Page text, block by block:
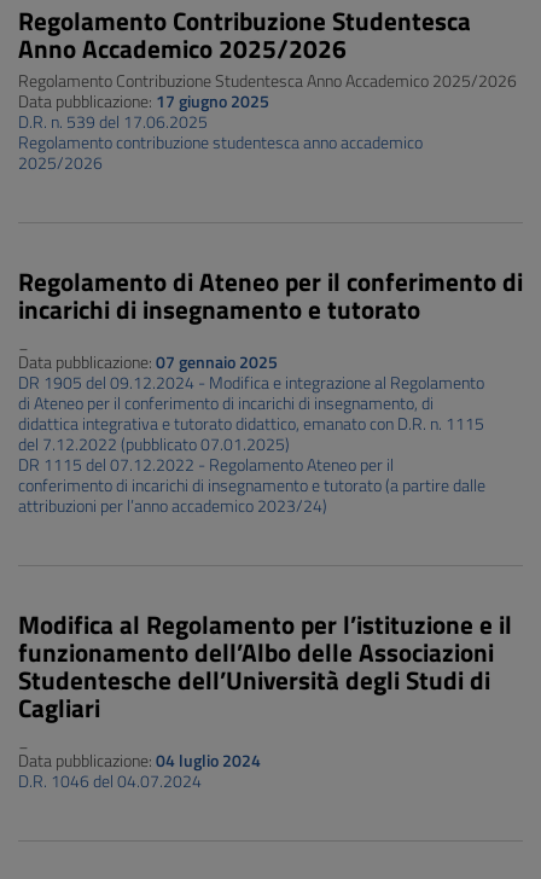
Regolamento Contribuzione Studentesca
Anno Accademico 2025/2026
Regolamento Contribuzione Studentesca Anno Accademico 2025/2026
Data pubblicazione: 17 giugno 2025
D.R. n. 539 del 17.06.2025
Regolamento contribuzione studentesca anno accademico
2025/2026
Regolamento di Ateneo per il conferimento di
incarichi di insegnamento e tutorato
Data pubblicazione:07 gennaio 2025
DR 1905 del 09.12.2024 - Modifica e integrazione al Regolamento
di Ateneo per il conferimento di incarichi di insegnamento, di
didattica integrativa e tutorato didattico, emanato con D.R. n. 1115
del 7.12.2022 (pubblicato 07.01.2025)
DR 1115 del 07.12.2022 - Regolamento Ateneo per il
conferimento di incarichi di insegnamento e tutorato (a partire dalle
attribuzioni per l’anno accademico 2023/24)
Modifica al Regolamento per l’istituzione e il
funzionamento dell’Albo delle Associazioni
Studentesche dell’Università degli Studi di
Cagliari
Data pubblicazione:04 luglio 2024
D.R. 1046 del 04.07.2024